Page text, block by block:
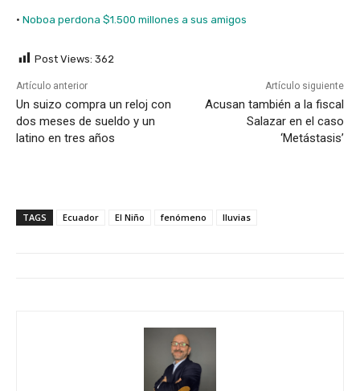
· Noboa perdona $1.500 millones a sus amigos
Post Views: 362
Artículo anterior
Un suizo compra un reloj con
dos meses de sueldo y un
latino en tres años
Artículo siguiente
Acusan también a la fiscal
Salazar en el caso
‘Metástasis’
TAGS Ecuador El Niño fenómeno lluvias